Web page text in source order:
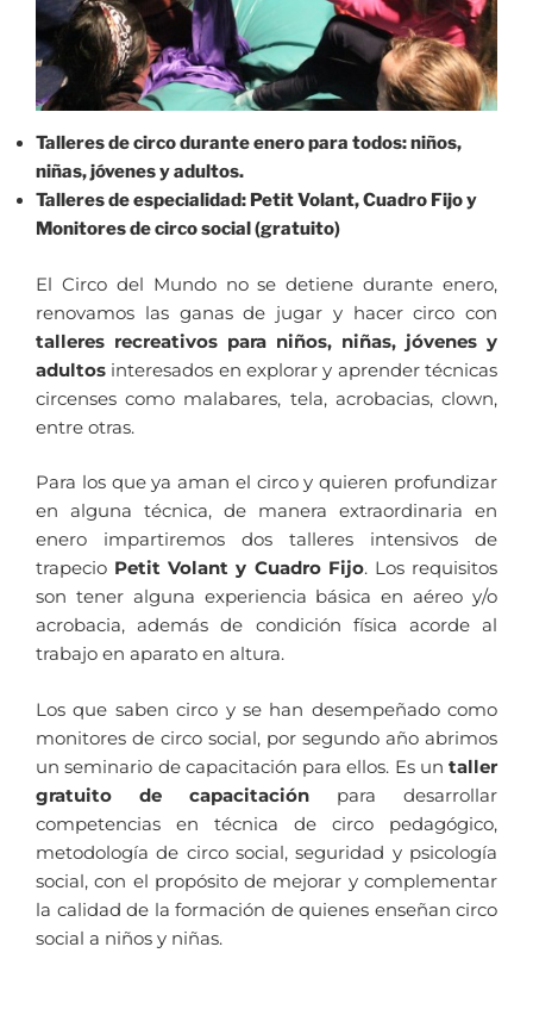
Talleres de circo durante enero para todos: niños,
niñas, jóvenes y adultos.
Talleres de especialidad: Petit Volant, Cuadro Fijo y
Monitores de circo social (gratuito)
El Circo del Mundo no se detiene durante enero,
renovamos las ganas de jugar y hacer circo con
talleres recreativos para niños, niñas, jóvenes y
adultos interesados en explorar y aprender técnicas
circenses como malabares, tela, acrobacias, clown,
entre otras.
Para los que ya aman el circo y quieren profundizar
en alguna técnica, de manera extraordinaria en
enero impartiremos dos talleres intensivos de
trapecio Petit Volant y Cuadro Fijo. Los requisitos
son tener alguna experiencia básica en aéreo y/o
acrobacia, además de condición física acorde al
trabajo en aparato en altura.
Los que saben circo y se han desempeñado como
monitores de circo social, por segundo año abrimos
un seminario de capacitación para ellos. Es un taller
gratuito de capacitación para desarrollar
competencias en técnica de circo pedagógico,
metodología de circo social, seguridad y psicología
social, con el propósito de mejorar y complementar
la calidad de la formación de quienes enseñan circo
social a niños y niñas.